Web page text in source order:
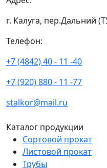
г. Калуга, пер.Дальний
Телефон:
+7 (4842) 40 - 11 -40
+7 (920) 880 - 11 -77
stalkor@mail.ru
Каталог продукции
Сортовой прокат
Листовой прокат
Трубы